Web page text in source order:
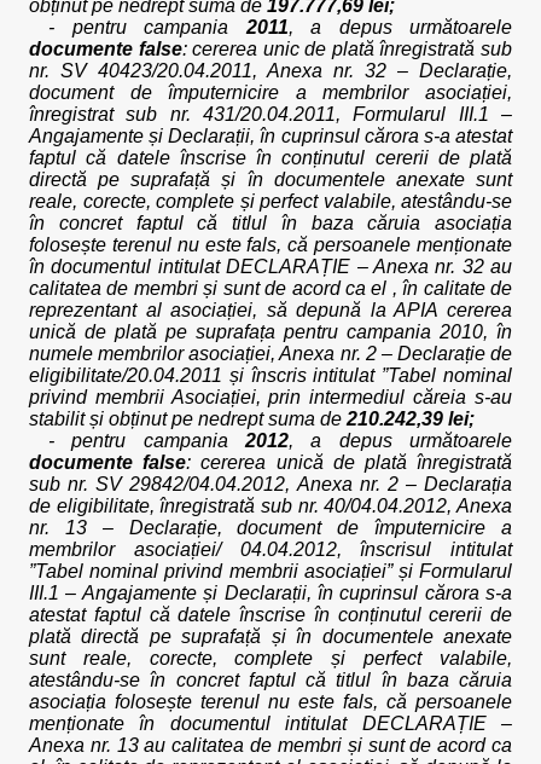
obținut pe nedrept suma de 197.777,69 lei;
- pentru campania 2011, a depus următoarele
documente false: cererea unic de plată înregistrată sub
nr. SV 40423/20.04.2011, Anexa nr. 32 – Declarație,
document de împuternicire a membrilor asociației,
înregistrat sub nr. 431/20.04.2011, Formularul III.1 –
Angajamente și Declarații, în cuprinsul cărora s-a atestat
faptul că datele înscrise în conținutul cererii de plată
directă pe suprafață și în documentele anexate sunt
reale, corecte, complete și perfect valabile, atestându-se
în concret faptul că titlul în baza căruia asociația
folosește terenul nu este fals, că persoanele menționate
în documentul intitulat DECLARAȚIE – Anexa nr. 32 au
calitatea de membri și sunt de acord ca el , în calitate de
reprezentant al asociației, să depună la APIA cererea
unică de plată pe suprafața pentru campania 2010, în
numele membrilor asociației, Anexa nr. 2 – Declarație de
eligibilitate/20.04.2011 și înscris intitulat ”Tabel nominal
privind membrii Asociației, prin intermediul căreia s-au
stabilit și obținut pe nedrept suma de 210.242,39 lei;
- pentru campania 2012, a depus următoarele
documente false: cererea unică de plată înregistrată
sub nr. SV 29842/04.04.2012, Anexa nr. 2 – Declarația
de eligibilitate, înregistrată sub nr. 40/04.04.2012, Anexa
nr. 13 – Declarație, document de împuternicire a
membrilor asociației/ 04.04.2012, înscrisul intitulat
”Tabel nominal privind membrii asociației” și Formularul
III.1 – Angajamente și Declarații, în cuprinsul cărora s-a
atestat faptul că datele înscrise în conținutul cererii de
plată directă pe suprafață și în documentele anexate
sunt reale, corecte, complete și perfect valabile,
atestându-se în concret faptul că titlul în baza căruia
asociația folosește terenul nu este fals, că persoanele
menționate în documentul intitulat DECLARAȚIE –
Anexa nr. 13 au calitatea de membri și sunt de acord ca